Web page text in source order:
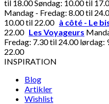
til 18.00 Søndag: 10.00 til
Mandag - Fredag: 8.00 til
10.00 til 22.00 à côté - Le
22.00 Les Voyageurs
Fredag: 7.30 til 24.00 lørdag:
22.00
INSPIRATION
Blog
Artikler
Wishlist